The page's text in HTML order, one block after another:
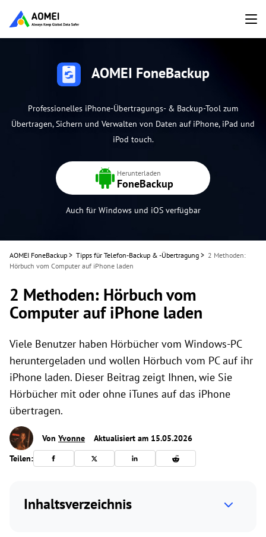
AOMEI FoneBackup
Professionelles iPhone-Übertragungs- & Backup-Tool zum
Übertragen, Sichern und Verwalten von Daten auf iPhone, iPad und
iPod touch.
Herunterladen
FoneBackup
Auch für Windows und iOS verfügbar
AOMEI FoneBackup > Tipps für Telefon-Backup & -Übertragung > 2 Methoden:
Hörbuch vom Computer auf iPhone laden
2 Methoden: Hörbuch vom
Computer auf iPhone laden
Viele Benutzer haben Hörbücher vom Windows-PC
heruntergeladen und wollen Hörbuch vom PC auf ihr
iPhone laden. Dieser Beitrag zeigt Ihnen, wie Sie
Hörbücher mit oder ohne iTunes auf das iPhone
übertragen.
Von Yvonne
Aktualisiert am 15.05.2026
Teilen:
Inhaltsverzeichnis